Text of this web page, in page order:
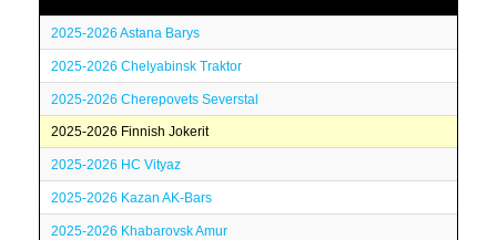
2025-2026 Astana Barys
2025-2026 Chelyabinsk Traktor
2025-2026 Cherepovets Severstal
2025-2026 Finnish Jokerit
2025-2026 HC Vityaz
2025-2026 Kazan AK-Bars
2025-2026 Khabarovsk Amur